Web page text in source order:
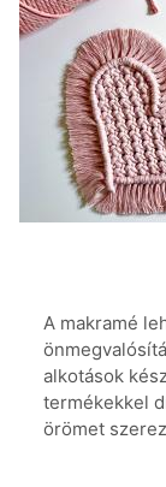
A makramé
alkotások
termékekkel
örömet